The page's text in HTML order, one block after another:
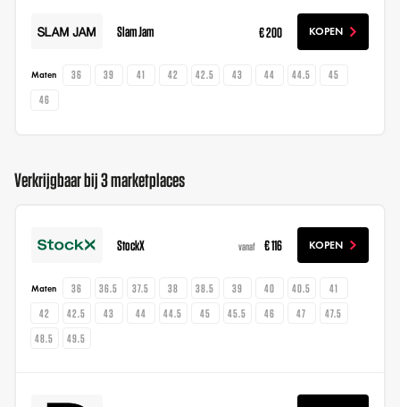
Slam Jam € 200 KOPEN
Maten 36 39 41 42 42.5 43 44 44.5
45
46
Verkrijgbaar bij 3 marketplaces
StockX vanaf € 116 KOPEN
Maten 36 36.5 37.5 38 38.5 39 40 40.5
41
42
42.5 43 44 44.5 45 45.5 46 47
47.5
48.5
49.5